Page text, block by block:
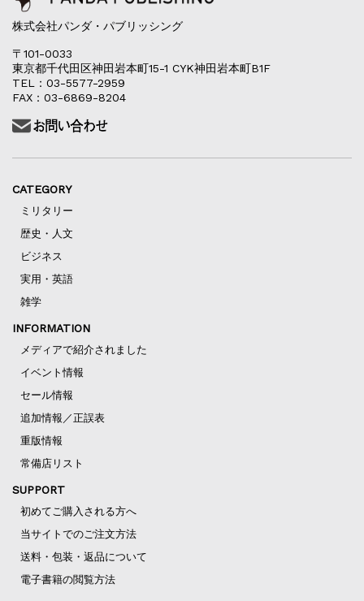
株式会社パンダ・パブリッシング
〒101-0033
東京都千代田区神田岩本町15-1 CYK神田岩本町B1F
TEL：03-5577-2959
FAX：03-6869-8204
CATEGORY
ミリタリー
歴史・人文
ビジネス
実用・英語
雑学
INFORMATION
メディアで紹介されました
イベント情報
セール情報
追加情報／正誤表
重版情報
常備店リスト
SUPPORT
初めてご購入される方へ
当サイトでのご注文方法
送料・包装・返品について
電子書籍の閲覧方法